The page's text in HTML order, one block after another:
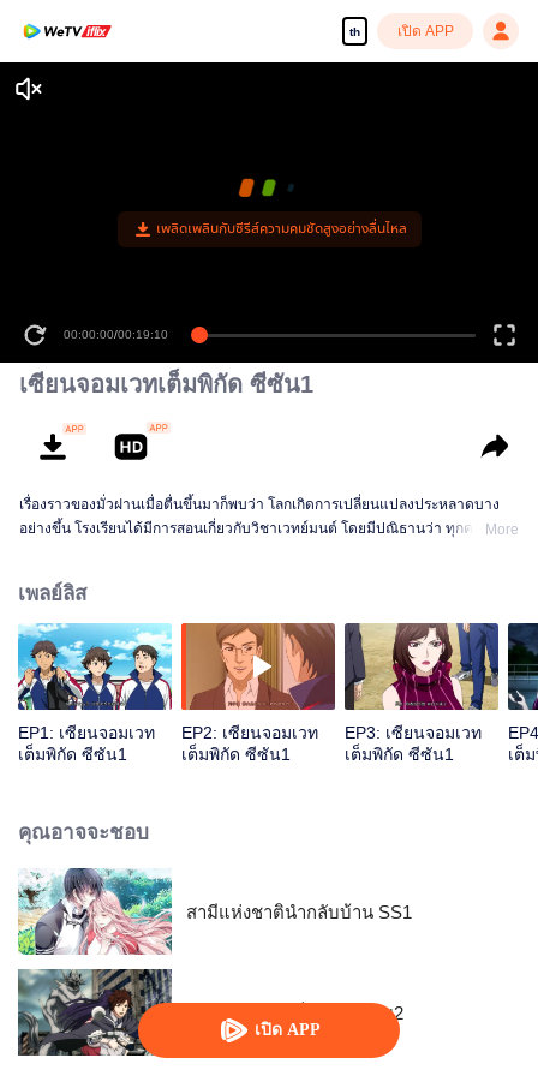
th เปิด APP
เปิด APP
เพลิดเพลินกับซีรีส์ความคมชัดสูงอย่างลื่นไหล
00:00:00/00:19:10
เซียนจอมเวทเต็มพิกัด ซีซัน1
เรื่องราวของมั่วฝานเมื่อตื่นขึ้นมาก็พบว่า โลกเกิดการเปลี่ยนแปลงประหลาดบาง
อย่างขึ้น โรงเรียนได้มีการสอนเกี่ยวกับวิชาเวทย์มนต์ โดยมีปณิธานว่า ทุกคนจะ
สามารถเป็นจอมเวทย์แนวหน้าของโลกนี้ได้หรือไม่ โปรดติดตาม...
More
เพลย์ลิส
EP1: เซียนจอมเวท
เต็มพิกัด ซีซัน1
EP2: เซียนจอมเวท
เต็มพิกัด ซีซัน1
EP3: เซียนจอมเวท
เต็มพิกัด ซีซัน1
เต็
คุณอาจจะชอบ
สามีแห่งชาตินำกลับบ้าน SS1
เซียนจอมเวทเต็มพิกัด ซีซัน2